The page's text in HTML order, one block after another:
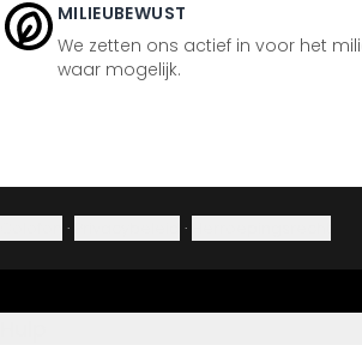
MILIEUBEWUST
We zetten ons actief in voor het
waar mogelijk.
· ·